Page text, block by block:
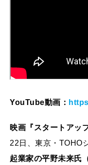
YouTube動画：
映画『スタートアッ
22日、東京・TOHO
起業家の平野未来氏